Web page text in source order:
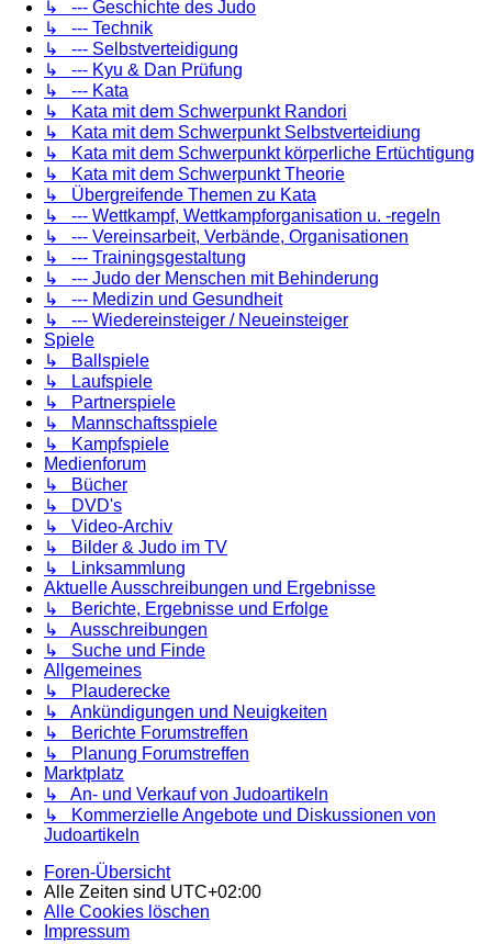
↳ --- Geschichte des Judo
↳ --- Technik
↳ --- Selbstverteidigung
↳ --- Kyu & Dan Prüfung
↳ --- Kata
↳ Kata mit dem Schwerpunkt Randori
↳ Kata mit dem Schwerpunkt Selbstverteidiung
↳ Kata mit dem Schwerpunkt körperliche Ertüchtigung
↳ Kata mit dem Schwerpunkt Theorie
↳ Übergreifende Themen zu Kata
↳ --- Wettkampf, Wettkampforganisation u. -regeln
↳ --- Vereinsarbeit, Verbände, Organisationen
↳ --- Trainingsgestaltung
↳ --- Judo der Menschen mit Behinderung
↳ --- Medizin und Gesundheit
↳ --- Wiedereinsteiger / Neueinsteiger
Spiele
↳ Ballspiele
↳ Laufspiele
↳ Partnerspiele
↳ Mannschaftsspiele
↳ Kampfspiele
Medienforum
↳ Bücher
↳ DVD's
↳ Video-Archiv
↳ Bilder & Judo im TV
↳ Linksammlung
Aktuelle Ausschreibungen und Ergebnisse
↳ Berichte, Ergebnisse und Erfolge
↳ Ausschreibungen
↳ Suche und Finde
Allgemeines
↳ Plauderecke
↳ Ankündigungen und Neuigkeiten
↳ Berichte Forumstreffen
↳ Planung Forumstreffen
Marktplatz
↳ An- und Verkauf von Judoartikeln
↳ Kommerzielle Angebote und Diskussionen von
Judoartikeln
Foren-Übersicht
Alle Zeiten sind UTC+02:00
Alle Cookies löschen
Impressum